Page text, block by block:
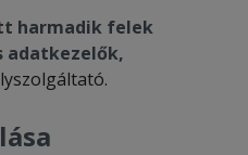
harmadik felek
adatkezelők,